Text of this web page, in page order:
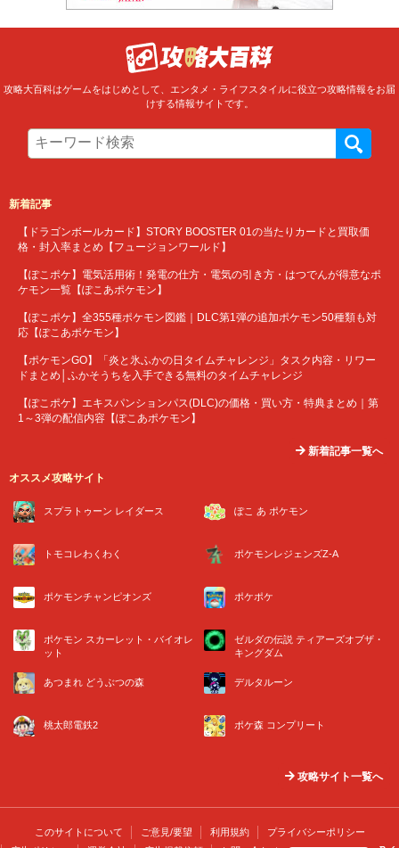
攻略大百科はゲームをはじめとして、エンタメ・ライフスタイルに役立つ攻略情報をお届
けする情報サイトです。
新着記事
【ドラゴンボールカード】STORY BOOSTER 01の当たりカードと買取価
格・封入率まとめ【フュージョンワールド】
【ぽこポケ】電気活用術！発電の仕方・電気の引き方・はつでんが得意なポ
ケモン一覧【ぽこあポケモン】
【ぽこポケ】全355種ポケモン図鑑｜DLC第1弾の追加ポケモン50種類も対
応【ぽこあポケモン】
【ポケモンGO】「炎と氷ふかの日タイムチャレンジ」タスク内容・リワー
ドまとめ│ふかそうちを入手できる無料のタイムチャレンジ
【ぽこポケ】エキスパンションパス(DLC)の価格・買い方・特典まとめ｜第
1～3弾の配信内容【ぽこあポケモン】
新着記事一覧へ
オススメ攻略サイト
スプラトゥーン レイダース ぽこ あ ポケモン
トモコレわくわく ポケモンレジェンズZ-A
ポケモンチャンピオンズ ポケポケ
ポケモン スカーレット・バイオレ
ット
ゼルダの伝説 ティアーズオブザ・
キングダム
あつまれ どうぶつの森 デルタルーン
桃太郎電鉄2 ポケ森 コンプリート
攻略サイト一覧へ
このサイトについて ご意見/要望 利用規約
プライバシーポリシー